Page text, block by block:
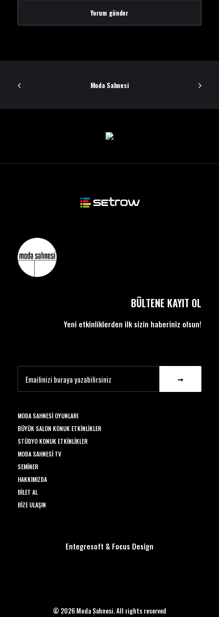
Moda Sahnesi
BÜLTENE KAYIT OL
Yeni etkinliklerden ilk sizin haberiniz olsun!
MODA SAHNESI OYUNLARI
BÜYÜK SALON KONUK ETKINLIKLER
STÜDYO KONUK ETKINLIKLER
MODA SAHNESI TV
SEMINER
HAKKIMIZDA
BILET AL
BIZE ULAŞIN
Entegresoft & Focus Design
© 2026 Moda Sahnesi. All rights reserved